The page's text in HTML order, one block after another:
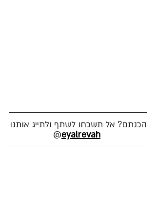
הכנתם? אל תשכחו לשתף ולתייג אותנו
@eyalrevah